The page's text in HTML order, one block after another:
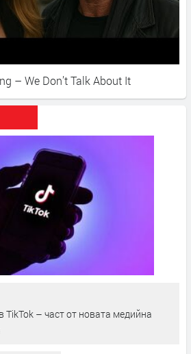
– We Don’t Talk About It
TikTok – част от новата медийна